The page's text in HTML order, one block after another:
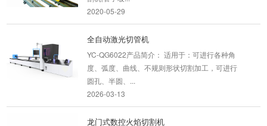
全自动激光切管机
YC-QG6022产品简介： 适用于：可进行各种角
度、弧度、曲线、不规则形状切割加工，可进行
圆孔、半圆、...
龙门式数控火焰切割机